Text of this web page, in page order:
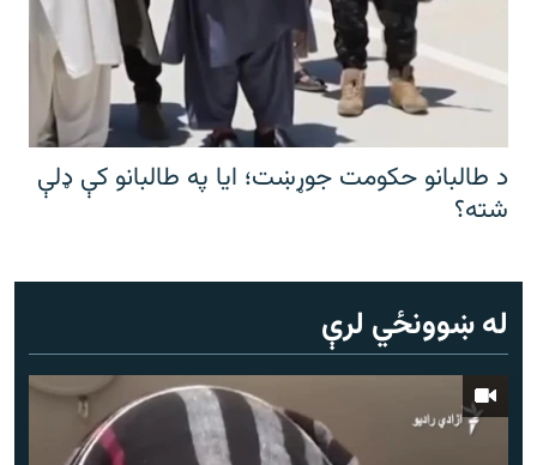
د طالبانو حکومت جوړښت؛ ایا په طالبانو کې ډلې
شته؟
له ښوونځي لرې